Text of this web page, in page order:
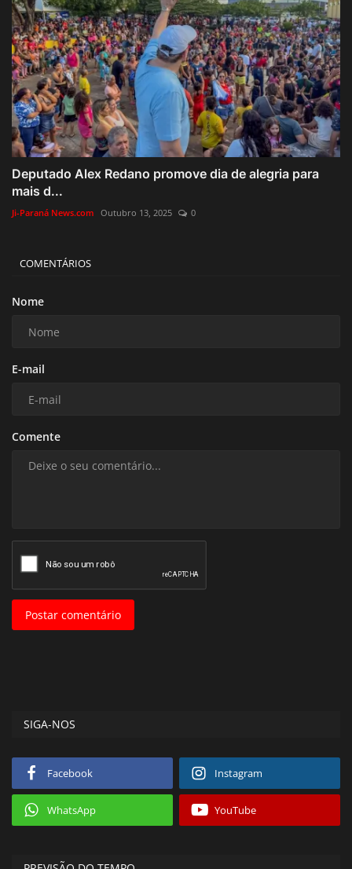
Deputado Alex Redano promove dia de alegria para
mais d...
Ji-Paraná News.com Outubro 13, 2025 0
COMENTÁRIOS
Nome
E-mail
Comente
Postar comentário
SIGA-NOS
Facebook Instagram
WhatsApp YouTube